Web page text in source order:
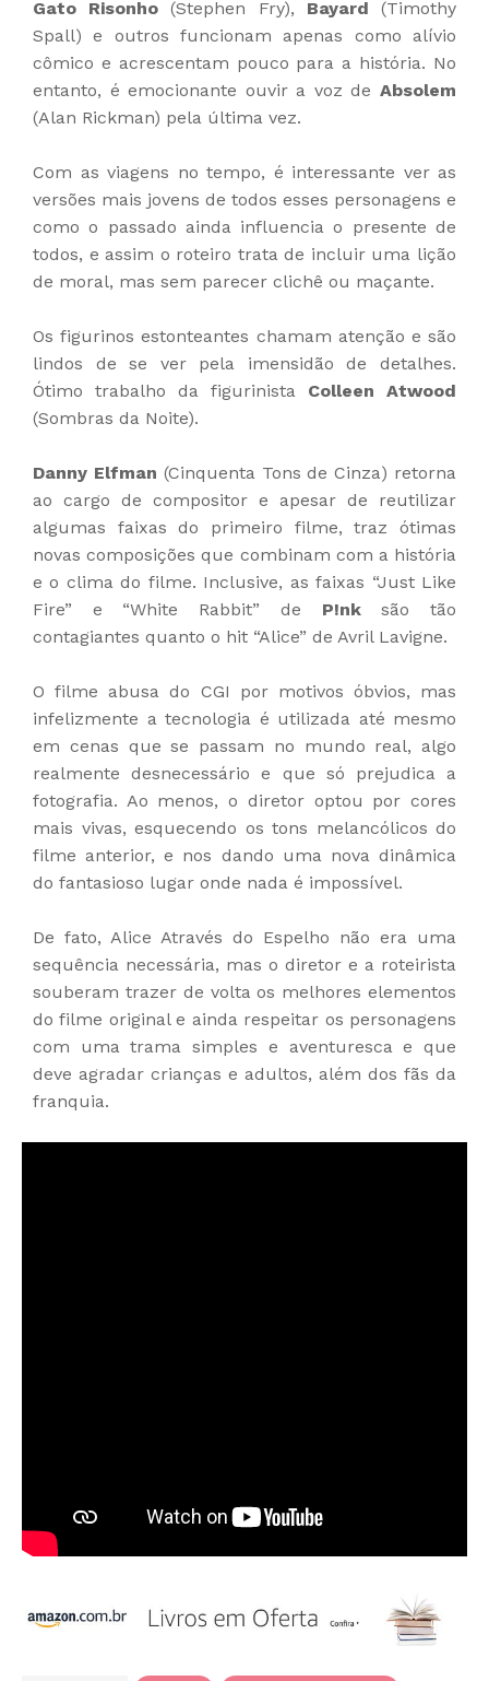
Gato Risonho (Stephen Fry), Bayard (Timothy
Spall) e outros funcionam apenas como alívio
cômico e acrescentam pouco para a história. No
entanto, é emocionante ouvir a voz de Absolem
(Alan Rickman) pela última vez.
Com as viagens no tempo, é interessante ver as
versões mais jovens de todos esses personagens e
como o passado ainda influencia o presente de
todos, e assim o roteiro trata de incluir uma lição
de moral, mas sem parecer clichê ou maçante.
Os figurinos estonteantes chamam atenção e são
lindos de se ver pela imensidão de detalhes.
Ótimo trabalho da figurinista Colleen Atwood
(Sombras da Noite).
Danny Elfman (Cinquenta Tons de Cinza) retorna
ao cargo de compositor e apesar de reutilizar
algumas faixas do primeiro filme, traz ótimas
novas composições que combinam com a história
e o clima do filme. Inclusive, as faixas “Just Like
Fire” e “White Rabbit” de P!nksão tão
contagiantes quanto o hit “Alice” de Avril Lavigne.
O filme abusa do CGI por motivos óbvios, mas
infelizmente a tecnologia é utilizada até mesmo
em cenas que se passam no mundo real, algo
realmente desnecessário e que só prejudica a
fotografia. Ao menos, o diretor optou por cores
mais vivas, esquecendo os tons melancólicos do
filme anterior, e nos dando uma nova dinâmica
do fantasioso lugar onde nada é impossível.
De fato, Alice Através do Espelho não era uma
sequência necessária, mas o diretor e a roteirista
souberam trazer de volta os melhores elementos
do filme original e ainda respeitar os personagens
com uma trama simples e aventuresca e que
deve agradar crianças e adultos, além dos fãs da
franquia.